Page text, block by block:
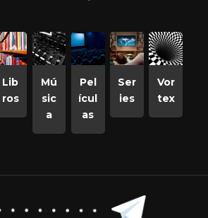
Lib
ros
Mú
sic
a
Pel
ícul
as
Ser
ies
Vor
tex